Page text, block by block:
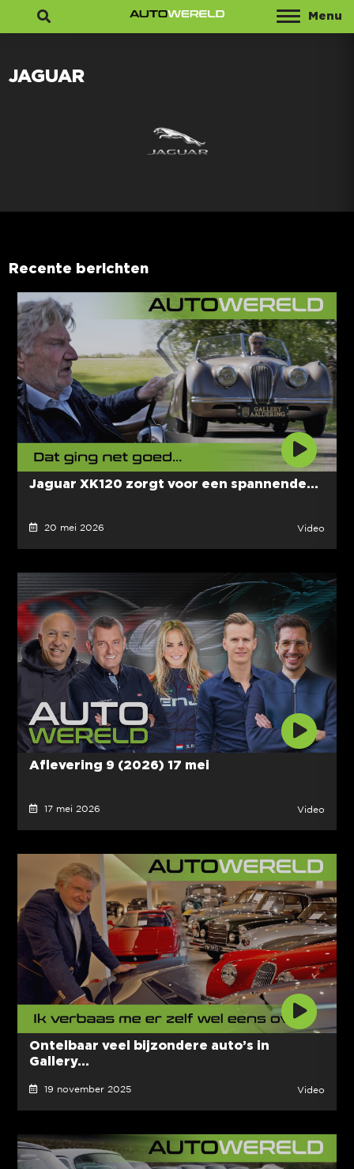
Menu
JAGUAR
Recente berichten
Jaguar XK120 zorgt voor een spannende...
20 mei 2026 Video
Aflevering 9 (2026) 17 mei
17 mei 2026 Video
Ontelbaar veel bijzondere auto’s in
Gallery...
19 november 2025 Video